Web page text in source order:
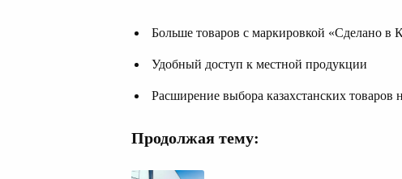
Больше товаров с маркировкой «Сделано в
Удобный доступ к местной продукции
Расширение выбора казахстанских товаров
Продолжая тему: